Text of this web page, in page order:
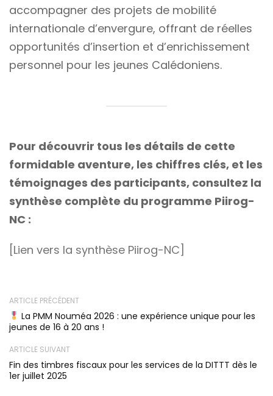
accompagner des projets de mobilité
internationale d’envergure, offrant de réelles
opportunités d’insertion et d’enrichissement
personnel pour les jeunes Calédoniens.
Pour découvrir tous les détails de cette
formidable aventure, les chiffres clés, et les
témoignages des participants, consultez la
synthèse complète du programme Piirog-
NC :
[Lien vers la synthèse Piirog-NC]
ARTICLE PRÉCÉDENT
La PMM Nouméa 2026 : une expérience unique pour les
jeunes de 16 à 20 ans !
ARTICLE SUIVANT
Fin des timbres fiscaux pour les services de la DITTT dès le
1er juillet 2025